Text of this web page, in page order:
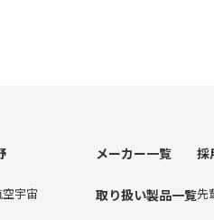
宇宙
メーカー一覧
取り扱い製品一覧
採
先